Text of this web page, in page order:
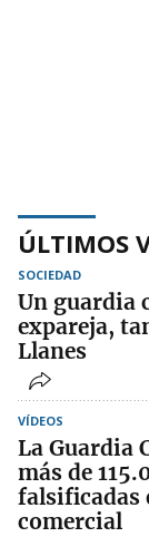
ÚLTIMOS
SOCIEDAD
Un guardia
expareja,
Llanes
VÍDEOS
La Guardia
más de
falsificadas
comercial